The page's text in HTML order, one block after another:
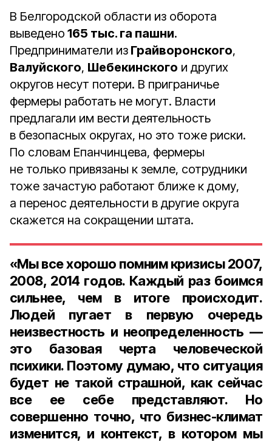
В Белгородской области из оборота
выведено 165 тыс. га пашни.
Предприниматели из Грайворонского,
Валуйского, Шебекинского и других
округов несут потери. В приграничье
фермеры работать не могут. Власти
предлагали им вести деятельность
в безопасных округах, но это тоже риски.
По словам Епанчинцева, фермеры
не только привязаны к земле, сотрудники
тоже зачастую работают ближе к дому,
а перенос деятельности в другие округа
скажется на сокращении штата.
«Мы все хорошо помним кризисы 2007,
2008, 2014 годов. Каждый раз боимся
сильнее, чем в итоге происходит.
Людей пугает в первую очередь
неизвестность и неопределенность —
это базовая черта человеческой
психики. Поэтому думаю, что ситуация
будет не такой страшной, как сейчас
все ее себе представляют. Но
совершенно точно, что бизнес-климат
изменится, и контекст, в котором мы